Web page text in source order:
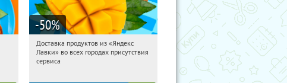
-50%
14:36:52 Получили:
Россия
Доставка продуктов из «Яндекс
Лавки» во всех городах присутствия
сервиса